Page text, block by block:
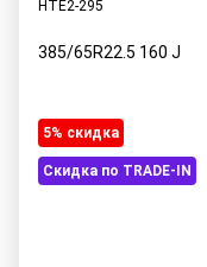
HTE2-295
385/65R22.5 160 J
5% cкидка
Скидка по TRADE-IN